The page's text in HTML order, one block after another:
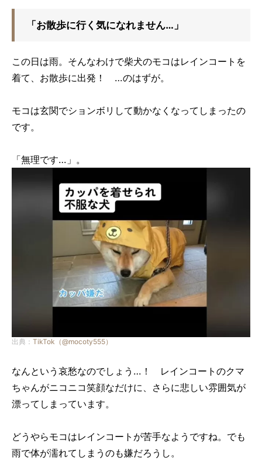
「お散歩に行く気になれません…」
この日は雨。そんなわけで柴犬のモコはレインコートを
着て、お散歩に出発！ …のはずが。
モコは玄関でションボリして動かなくなってしまったの
です。
「無理です…」。
出典： TikTok（@mocoty555）
なんという哀愁なのでしょう…！ レインコートのクマ
ちゃんがニコニコ笑顔なだけに、さらに悲しい雰囲気が
漂ってしまっています。
どうやらモコはレインコートが苦手なようですね。でも
雨で体が濡れてしまうのも嫌だろうし。